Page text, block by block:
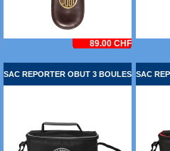
89.00 CHF
SAC REPORTER OBUT 3 BOULES SAC